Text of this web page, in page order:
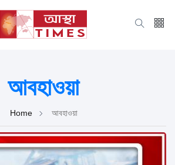
আবহাওয়া
Home আবহাওয়া